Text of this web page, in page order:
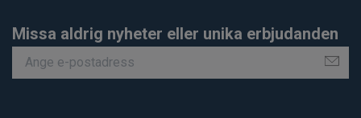
Missa aldrig nyheter eller unika erbjudanden